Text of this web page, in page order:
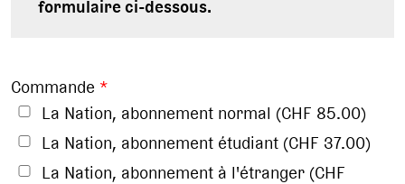
formulaire ci-dessous.
Commande *
La Nation, abonnement normal (CHF 85.00)
La Nation, abonnement étudiant (CHF 37.00)
La Nation, abonnement à l'étranger (CHF